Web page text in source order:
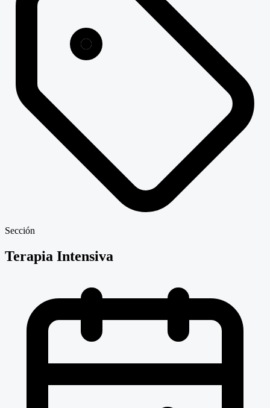
Sección
Terapia Intensiva